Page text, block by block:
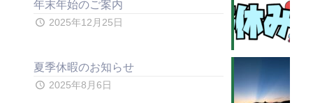
年末年始のご案内
2025年12月25日
夏季休暇のお知らせ
2025年8月6日